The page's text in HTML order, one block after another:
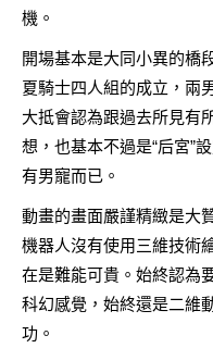
機。
開場基本是大同小異的橋
夏騎士四人組的成立，兩
大抵會認為跟過去所見有
想，也基本不過是“后宮”
有男寵而已。
動畫的畫面嚴謹精緻是大
機器人沒有使用三維技術
在是難能可貴。始終認為
科幻感覺，始終還是二維
功。